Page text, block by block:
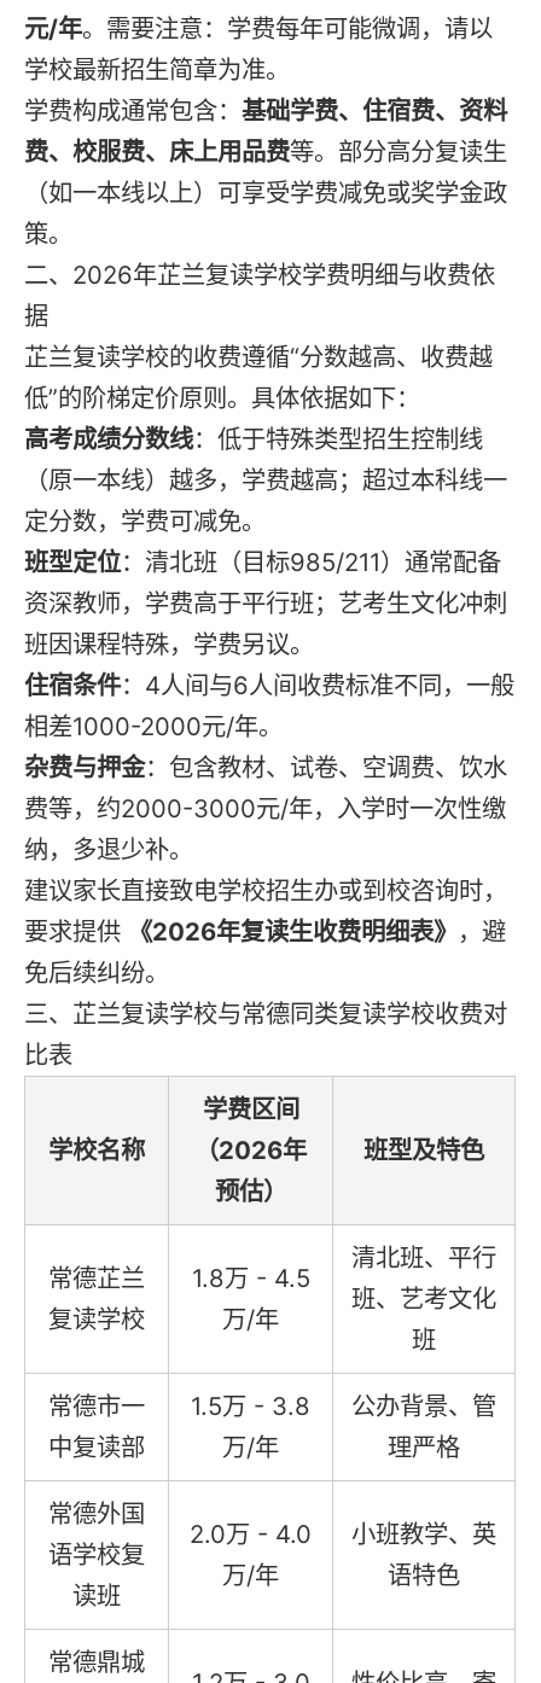
元/年。需要注意：学费每年可能微调，请以
学校最新招生简章为准。
学费构成通常包含：基础学费、住宿费、资料
费、校服费、床上用品费等。部分高分复读生
（如一本线以上）可享受学费减免或奖学金政
策。
二、2026年芷兰复读学校学费明细与收费依
据
芷兰复读学校的收费遵循“分数越高、收费越
低”的阶梯定价原则。具体依据如下：
高考成绩分数线：低于特殊类型招生控制线
（原一本线）越多，学费越高；超过本科线一
定分数，学费可减免。
班型定位：清北班（目标985/211）通常配备
资深教师，学费高于平行班；艺考生文化冲刺
班因课程特殊，学费另议。
住宿条件：4人间与6人间收费标准不同，一般
相差1000-2000元/年。
杂费与押金：包含教材、试卷、空调费、饮水
费等，约2000-3000元/年，入学时一次性缴
纳，多退少补。
建议家长直接致电学校招生办或到校咨询时，
要求提供
《2026年复读生收费明细表》 ，避
免后续纠纷。
三、芷兰复读学校与常德同类复读学校收费对
比表
学校名称
学费区间
（2026年
预估）
班型及特色
常德芷兰
复读学校
1.8万 - 4.5
万/年
清北班、平行
班、艺考文化
班
常德市一
中复读部
1.5万 - 3.8
万/年
公办背景、管
理严格
常德外国
语学校复
读班
2.0万 - 4.0
万/年
小班教学、英
语特色
常德鼎城